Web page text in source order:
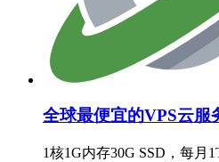
全球最便宜的VPS云服
1核1G内存30G SSD，每月